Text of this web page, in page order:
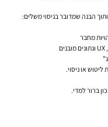
הבנה שמדובר בניסוי משלים:
מחבר
או ניסוי.
ברור למדי.